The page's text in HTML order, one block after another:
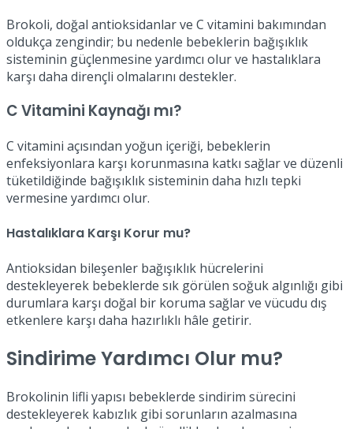
Brokoli, doğal antioksidanlar ve C vitamini bakımından
oldukça zengindir; bu nedenle bebeklerin bağışıklık
sisteminin güçlenmesine yardımcı olur ve hastalıklara
karşı daha dirençli olmalarını destekler.
C Vitamini Kaynağı mı?
C vitamini açısından yoğun içeriği, bebeklerin
enfeksiyonlara karşı korunmasına katkı sağlar ve düzenli
tüketildiğinde bağışıklık sisteminin daha hızlı tepki
vermesine yardımcı olur.
Hastalıklara Karşı Korur mu?
Antioksidan bileşenler bağışıklık hücrelerini
destekleyerek bebeklerde sık görülen soğuk algınlığı gibi
durumlara karşı doğal bir koruma sağlar ve vücudu dış
etkenlere karşı daha hazırlıklı hâle getirir.
Sindirime Yardımcı Olur mu?
Brokolinin lifli yapısı bebeklerde sindirim sürecini
destekleyerek kabızlık gibi sorunların azalmasına